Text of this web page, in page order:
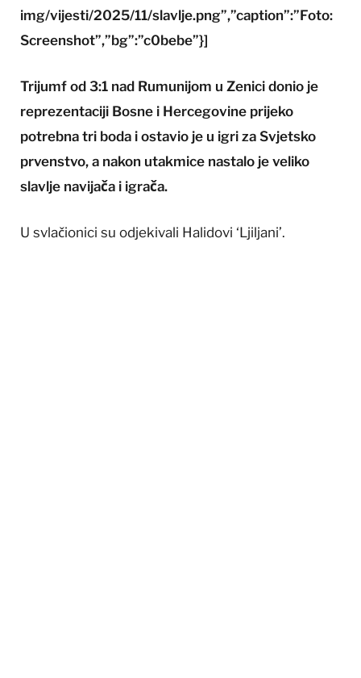
img/vijesti/2025/11/slavlje.png”,”caption”:”Foto:
Screenshot”,”bg”:”c0bebe”}]
Trijumf od 3:1 nad Rumunijom u Zenici donio je
reprezentaciji Bosne i Hercegovine prijeko
potrebna tri boda i ostavio je u igri za Svjetsko
prvenstvo, a nakon utakmice nastalo je veliko
slavlje navijača i igrača.
U svlačionici su odjekivali Halidovi ‘Ljiljani’.